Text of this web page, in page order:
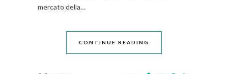
mercato della…
CONTINUE READING